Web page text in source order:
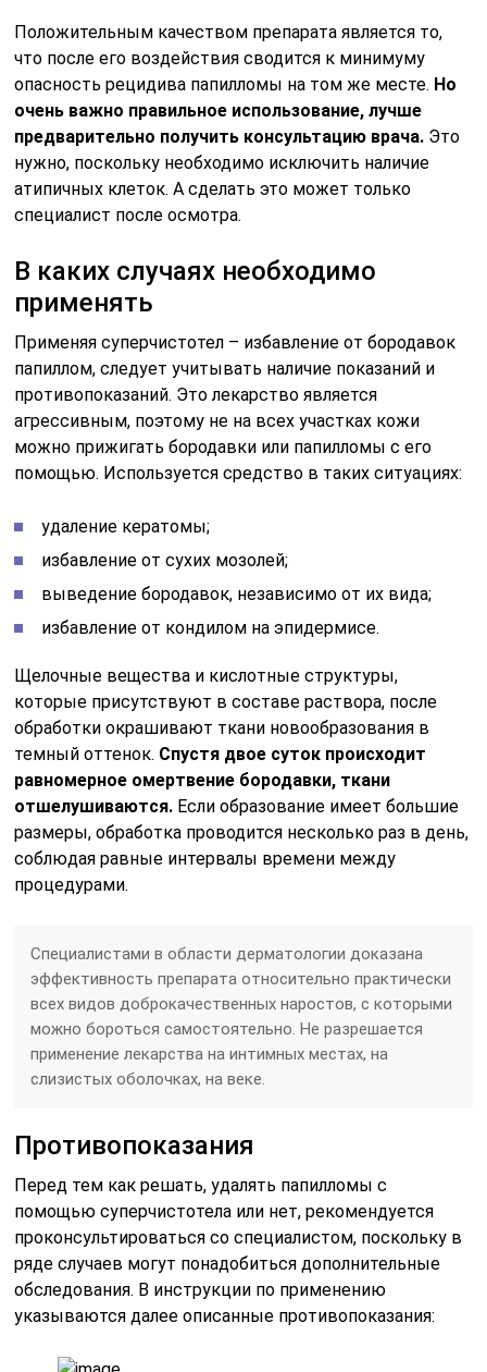
Положительным качеством препарата является то,
что после его воздействия сводится к минимуму
опасность рецидива папилломы на том же месте. Но
очень важно правильное использование, лучше
предварительно получить консультацию врача. Это
нужно, поскольку необходимо исключить наличие
атипичных клеток. А сделать это может только
специалист после осмотра.
В каких случаях необходимо
применять
Применяя суперчистотел – избавление от бородавок
папиллом, следует учитывать наличие показаний и
противопоказаний. Это лекарство является
агрессивным, поэтому не на всех участках кожи
можно прижигать бородавки или папилломы с его
помощью. Используется средство в таких ситуациях:
удаление кератомы;
избавление от сухих мозолей;
выведение бородавок, независимо от их вида;
избавление от кондилом на эпидермисе.
Щелочные вещества и кислотные структуры,
которые присутствуют в составе раствора, после
обработки окрашивают ткани новообразования в
темный оттенок. Спустя двое суток происходит
равномерное омертвение бородавки, ткани
отшелушиваются. Если образование имеет большие
размеры, обработка проводится несколько раз в день,
соблюдая равные интервалы времени между
процедурами.
Специалистами в области дерматологии доказана
эффективность препарата относительно практически
всех видов доброкачественных наростов, с которыми
можно бороться самостоятельно. Не разрешается
применение лекарства на интимных местах, на
слизистых оболочках, на веке.
Противопоказания
Перед тем как решать, удалять папилломы с
помощью суперчистотела или нет, рекомендуется
проконсультироваться со специалистом, поскольку в
ряде случаев могут понадобиться дополнительные
обследования. В инструкции по применению
указываются далее описанные противопоказания: